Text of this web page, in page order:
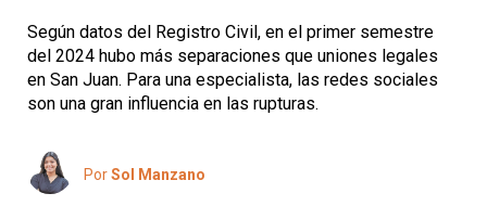
Según datos del Registro Civil, en el primer semestre
del 2024 hubo más separaciones que uniones legales
en San Juan. Para una especialista, las redes sociales
son una gran influencia en las rupturas.
PorSol Manzano